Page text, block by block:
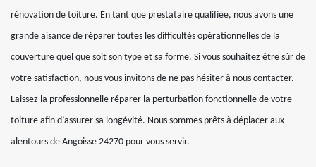
rénovation de toiture. En tant que prestataire qualifiée, nous avons une
grande aisance de réparer toutes les difficultés opérationnelles de la
couverture quel que soit son type et sa forme. Si vous souhaitez être sûr de
votre satisfaction, nous vous invitons de ne pas hésiter à nous contacter.
Laissez la professionnelle réparer la perturbation fonctionnelle de votre
toiture afin d’assurer sa longévité. Nous sommes prêts à déplacer aux
alentours de Angoisse 24270 pour vous servir.